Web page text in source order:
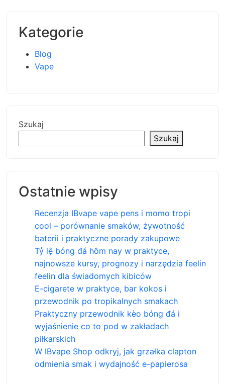
Kategorie
Blog
Vape
Szukaj
Szukaj
Ostatnie wpisy
Recenzja IBvape vape pens i momo tropi
cool – porównanie smaków, żywotność
baterii i praktyczne porady zakupowe
Tỷ lệ bóng đá hôm nay w praktyce,
najnowsze kursy, prognozy i narzędzia feelin
feelin dla świadomych kibiców
E-cigarete w praktyce, bar kokos i
przewodnik po tropikalnych smakach
Praktyczny przewodnik kèo bóng đá i
wyjaśnienie co to pod w zakładach
piłkarskich
W IBvape Shop odkryj, jak grzałka clapton
odmienia smak i wydajność e-papierosa